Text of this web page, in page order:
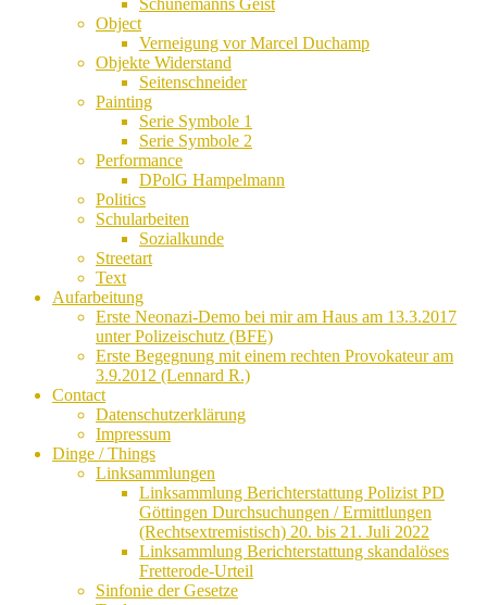
Schünemanns Geist
Object
Verneigung vor Marcel Duchamp
Objekte Widerstand
Seitenschneider
Painting
Serie Symbole 1
Serie Symbole 2
Performance
DPolG Hampelmann
Politics
Schularbeiten
Sozialkunde
Streetart
Text
Aufarbeitung
Erste Neonazi-Demo bei mir am Haus am 13.3.2017
unter Polizeischutz (BFE)
Erste Begegnung mit einem rechten Provokateur am
3.9.2012 (Lennard R.)
Contact
Datenschutzerklärung
Impressum
Dinge / Things
Linksammlungen
Linksammlung Berichterstattung Polizist PD
Göttingen Durchsuchungen / Ermittlungen
(Rechtsextremistisch) 20. bis 21. Juli 2022
Linksammlung Berichterstattung skandalöses
Fretterode-Urteil
Sinfonie der Gesetze